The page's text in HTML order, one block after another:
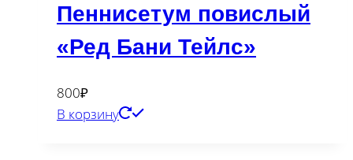
Пеннисетум повислый
«Ред Бани Тейлс»
800₽
В корзину